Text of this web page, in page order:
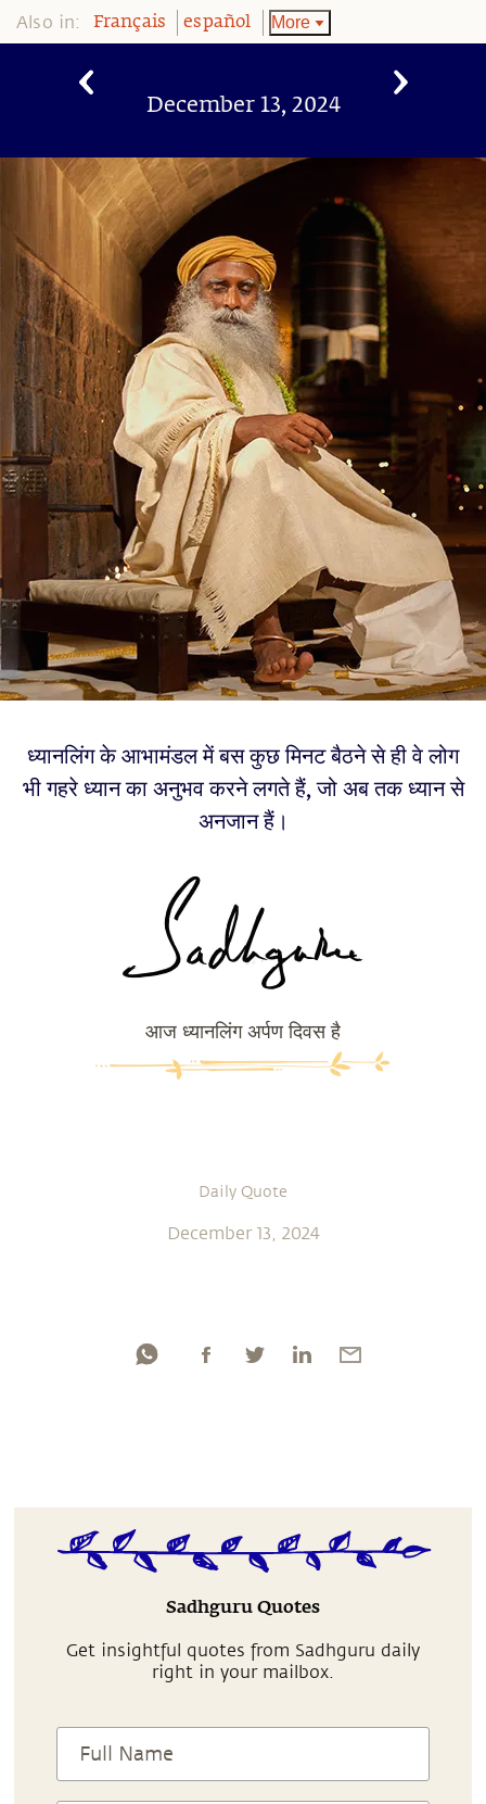
Also in: Français español More
December 13, 2024
ध्यानलिंग के आभामंडल में बस कुछ मिनट बैठने से ही वे लोग
भी गहरे ध्यान का अनुभव करने लगते हैं, जो अब तक ध्यान से
अनजान हैं।
आज ध्यानलिंग अर्पण दिवस है
Daily Quote
December 13, 2024
Sadhguru Quotes
Get insightful quotes from Sadhguru daily
right in your mailbox.